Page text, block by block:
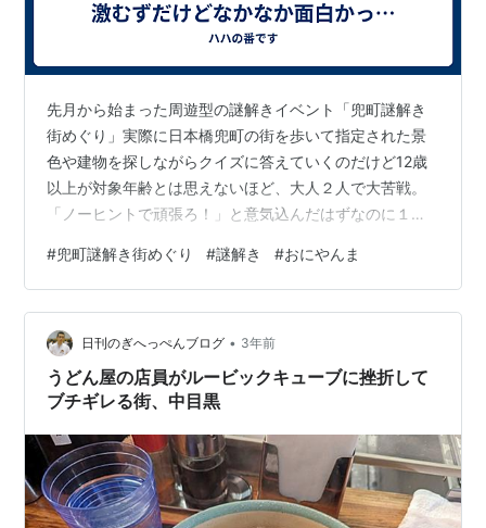
先月から始まった周遊型の謎解きイベント「兜町謎解き
街めぐり」実際に日本橋兜町の街を歩いて指定された景
色や建物を探しながらクイズに答えていくのだけど12歳
以上が対象年齢とは思えないほど、大人２人で大苦戦。
「ノーヒントで頑張ろ！」と意気込んだはずなのに１問
#兜町謎解き街めぐり #謎解き #おにやんま
日刊のぎへっぺんブログ • 3年前
うどん屋の店員がルービックキューブに挫折して
ブチギレる街、中目黒